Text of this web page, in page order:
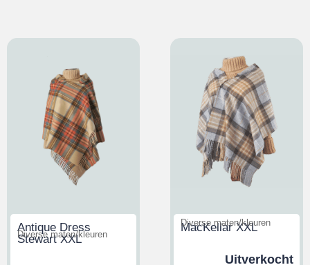
Antique Dress
Stewart XXL
Diverse maten/kleuren
MacKellar XXL
Diverse maten/kleuren
Uitverkocht